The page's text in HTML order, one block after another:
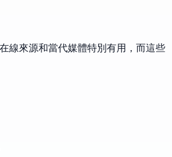
線來源和當代媒體特別有用，而這些